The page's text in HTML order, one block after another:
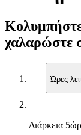
Κολυμπήστε
χαλαρώστε
Ώρες
Διάρκεια